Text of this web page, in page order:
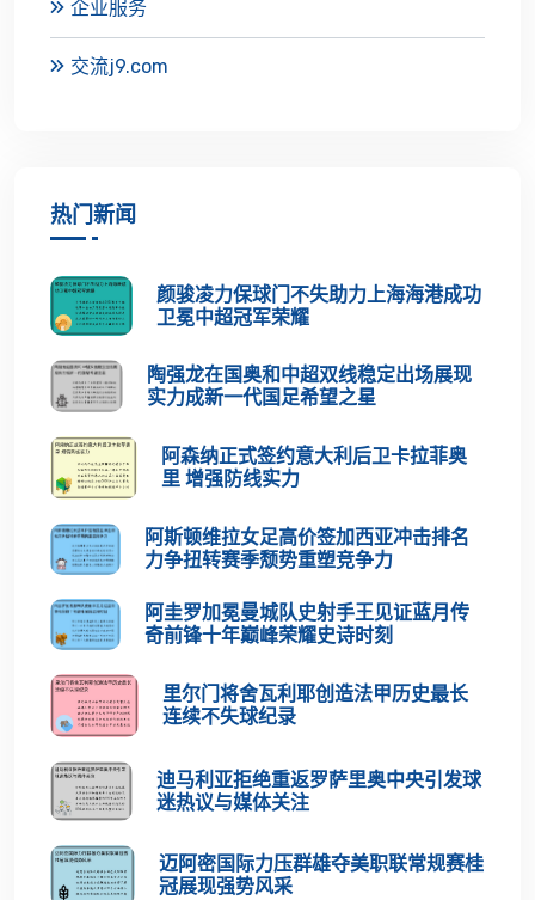
企业服务
交流j9.com
热门新闻
颜骏凌力保球门不失助力上海海港成功
卫冕中超冠军荣耀
陶强龙在国奥和中超双线稳定出场展现
实力成新一代国足希望之星
阿森纳正式签约意大利后卫卡拉菲奥
里 增强防线实力
阿斯顿维拉女足高价签加西亚冲击排名
力争扭转赛季颓势重塑竞争力
阿圭罗加冕曼城队史射手王见证蓝月传
奇前锋十年巅峰荣耀史诗时刻
里尔门将舍瓦利耶创造法甲历史最长
连续不失球纪录
迪马利亚拒绝重返罗萨里奥中央引发球
迷热议与媒体关注
迈阿密国际力压群雄夺美职联常规赛桂
冠展现强势风采